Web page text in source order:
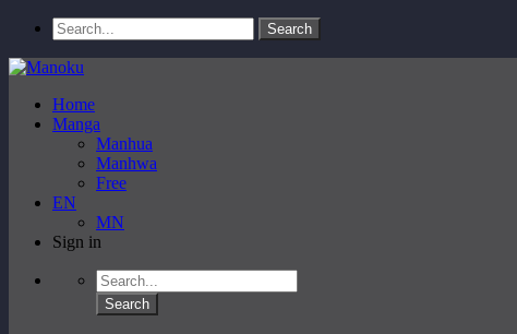
Home
Manga
Manhua
Manhwa
Free
EN
MN
Sign in